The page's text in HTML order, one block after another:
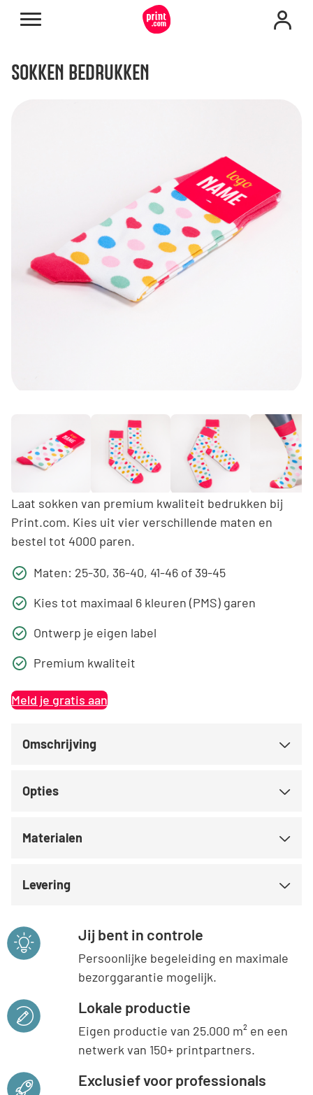
SOKKEN BEDRUKKEN
Laat sokken van premium kwaliteit bedrukken bij
Print.com. Kies uit vier verschillende maten en
bestel tot 4000 paren.
Maten: 25-30, 36-40, 41-46 of 39-45
Kies tot maximaal 6 kleuren (PMS) garen
Ontwerp je eigen label
Premium kwaliteit
Meld je gratis aan
Omschrijving
Opties
Materialen
Levering
Jij bent in controle
Persoonlijke begeleiding en maximale
bezorggarantie mogelijk.
Lokale productie
Eigen productie van 25.000 m² en een
netwerk van 150+ printpartners.
Exclusief voor professionals